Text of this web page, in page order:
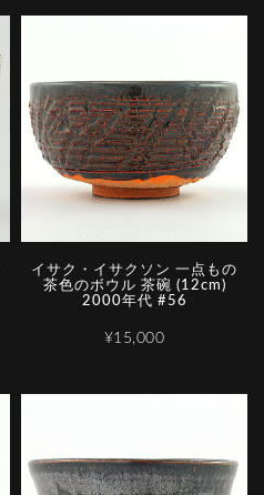
イサク・イサクソン 一点もの
茶色のボウル 茶碗 (12cm)
2000年代 #56
¥15,000